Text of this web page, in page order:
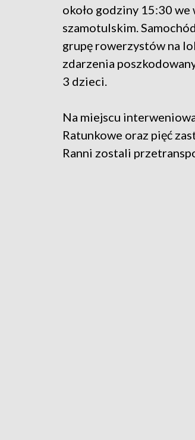
około godziny 15:30
szamotulskim.
grupę rowerzystów na
zdarzenia
3 dzieci.
Na miejscu
Ratunkowe oraz pięć
Ranni zostali